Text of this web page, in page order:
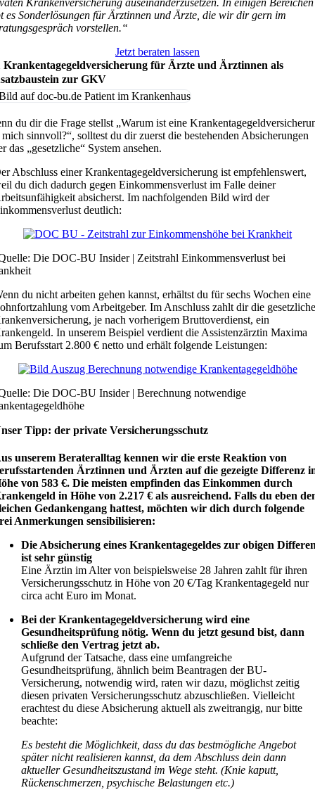
Krankenversicherung auseinanderzusetzen. In einigen Bereichen
es Sonderlösungen für Ärztinnen und Ärzte, die wir dir gern im
vorstellen.“
Jetzt beraten lassen
Krankentagegeldversicherung für Ärzte und Ärztinnen als
zur GKV
du dir die Frage stellst „Warum ist eine
sinnvoll?“, solltest du dir zuerst die bestehenden Absicherungen
das „gesetzliche“ System ansehen.
Abschluss einer Krankentagegeldversicherung ist empfehlenswert,
du dich dadurch gegen Einkommensverlust im Falle deiner
absicherst. Im nachfolgenden Bild wird der
deutlich:
Die DOC-BU Insider | Zeitstrahl Einkommensverlust bei
du nicht arbeiten gehen kannst, erhältst du für sechs Wochen eine
vom Arbeitgeber. Im Anschluss zahlt dir die
je nach vorherigem Bruttoverdienst, ein
In unserem Beispiel verdient die Assistenzärztin Maxima
Berufsstart 2.800 € netto und erhält folgende Leistungen:
Die DOC-BU Insider | Berechnung notwendige
Tipp: der private Versicherungsschutz
unserem Berateralltag kennen wir die erste Reaktion von
Ärztinnen und Ärzten auf die gezeigte Differenz
von 583 €. Die meisten empfinden das Einkommen durch
in Höhe von 2.217 € als ausreichend. Falls du eben
Gedankengang hattest, möchten wir dich durch folgende
Anmerkungen sensibilisieren:
Die Absicherung eines Krankentagegeldes zur obigen
ist sehr günstig
Eine Ärztin im Alter von beispielsweise 28 Jahren zahlt für ihren
Versicherungsschutz in Höhe von 20 €/Tag Krankentagegeld nur
circa acht Euro im Monat.
Bei der Krankentagegeldversicherung wird eine
Gesundheitsprüfung nötig. Wenn du jetzt gesund bist, dann
schließe den Vertrag jetzt ab.
Aufgrund der Tatsache, dass eine umfangreiche
Gesundheitsprüfung, ähnlich beim Beantragen der BU-
Versicherung, notwendig wird, raten wir dazu, möglichst zeitig
diesen privaten Versicherungsschutz abzuschließen. Vielleicht
erachtest du diese Absicherung aktuell als zweitrangig, nur bitte
beachte:
Es besteht die Möglichkeit, dass du das bestmögliche Angebot
später nicht realisieren kannst, da dem Abschluss dein dann
aktueller Gesundheitszustand im Wege steht. (Knie kaputt,
Rückenschmerzen, psychische Belastungen etc.)